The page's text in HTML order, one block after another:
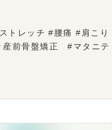
トレッチ #腰痛 #肩こ
産前骨盤矯正 #マタ